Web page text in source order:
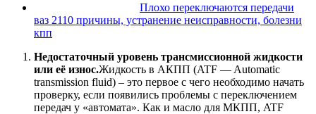
Плохо переключаются передачи
ваз 2110 причины, устранение неисправности, болезни
кпп
Недостаточный уровень трансмиссионной жидкости
или её износ.Жидкость в АКПП (ATF — Automatic
transmission fluid) – это первое с чего необходимо начать
проверку, если появились проблемы с переключением
передач у «автомата». Как и масло для МКПП, ATF